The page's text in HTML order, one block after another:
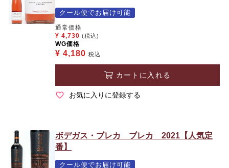
クール便でお届け可能
通常価格
¥ 4,730 (税込)
WG価格
¥ 4,180 税込
カートに入れる
お気に入りに登録する
ボデガス・ブレカ ブレカ 2021【人気定
番】
クール便でお届け可能